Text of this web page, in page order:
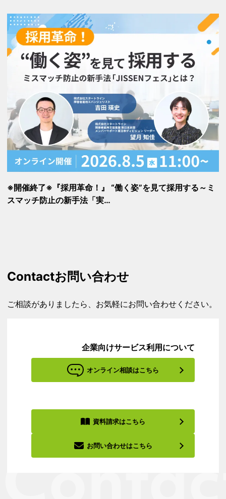
※開催終了※『採用革命！』 “働く姿”を見て採用する～ミ
スマッチ防止の新手法「実…
Contactお問い合わせ
ご相談がありましたら、お気軽にお問い合わせください。
企業向けサービス利用について
オンライン相談はこちら
資料請求はこちら
お問い合わせはこちら